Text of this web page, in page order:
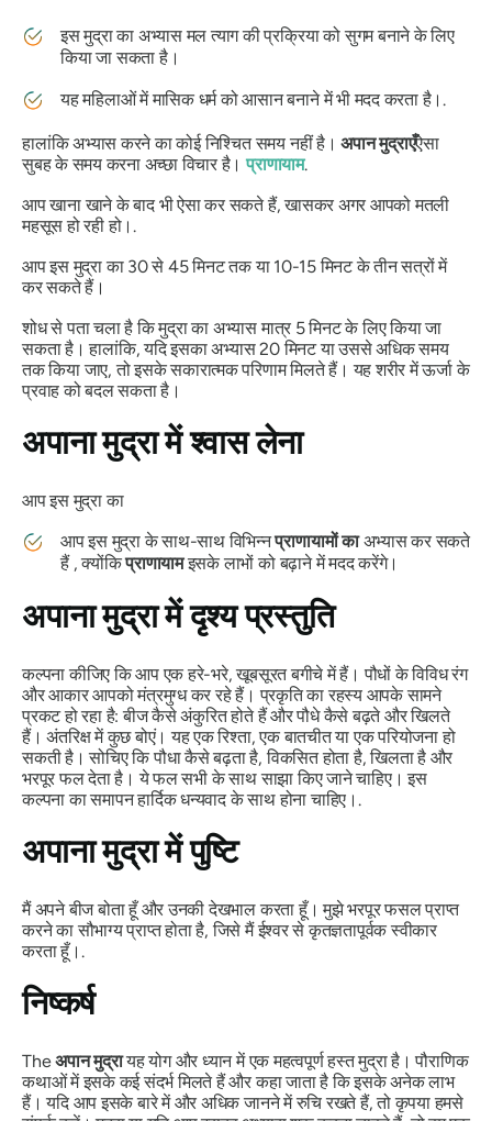
इसमुद्रा का अभ्यास मल त्याग की प्रक्रिया को सुगम बनाने के लिए
किया जा सकता है।
यह महिलाओं में मासिक धर्म को आसान बनाने में भी मदद करता है।.
हालांकि अभ्यास करने का कोई निश्चित समय नहीं है।अपानमुद्राएँऐसा
सुबह के समय करना अच्छा विचार है।प्राणायाम.
आप खाना खाने के बाद भी ऐसा कर सकते हैं, खासकर अगर आपको मतली
महसूस हो रही हो।.
आप इसमुद्रा का 30 से 45 मिनट तक या 10-15 मिनट के तीन सत्रों में
कर सकते हैं।
शोध से पता चला है किमुद्रा का अभ्यास मात्र 5 मिनट के लिए किया जा
सकता है। हालांकि, यदि इसका अभ्यास 20 मिनट या उससे अधिक समय
तक किया जाए, तो इसके सकारात्मक परिणाम मिलते हैं। यह शरीर में ऊर्जा के
प्रवाह को बदल सकता है।
अपाना मुद्रामें श्वास लेना
आप इसमुद्राका
आप इसमुद्राके साथ-साथ विभिन्नप्राणायामों काअभ्यास कर सकते
हैं , क्योंकिप्राणायामइसके लाभों को बढ़ाने में मदद करेंगे।
अपाना मुद्रामें दृश्य प्रस्तुति
कल्पना कीजिए कि आप एक हरे-भरे, खूबसूरत बगीचे में हैं। पौधों के विविध रंग
और आकार आपको मंत्रमुग्ध कर रहे हैं। प्रकृति का रहस्य आपके सामने
प्रकट हो रहा है: बीज कैसे अंकुरित होते हैं और पौधे कैसे बढ़ते और खिलते
हैं। अंतरिक्ष में कुछ बोएं। यह एक रिश्ता, एक बातचीत या एक परियोजना हो
सकती है। सोचिए कि पौधा कैसे बढ़ता है, विकसित होता है, खिलता है और
भरपूर फल देता है। ये फल सभी के साथ साझा किए जाने चाहिए। इस
कल्पना का समापन हार्दिक धन्यवाद के साथ होना चाहिए।.
अपाना मुद्रामें पुष्टि
मैं अपने बीज बोता हूँ और उनकी देखभाल करता हूँ। मुझे भरपूर फसल प्राप्त
करने का सौभाग्य प्राप्त होता है, जिसे मैं ईश्वर से कृतज्ञतापूर्वक स्वीकार
करता हूँ।.
निष्कर्ष
Theअपानमुद्रायह योग और ध्यान में एक महत्वपूर्ण हस्त मुद्रा है। पौराणिक
कथाओं में इसके कई संदर्भ मिलते हैं और कहा जाता है कि इसके अनेक लाभ
हैं। यदि आप इसके बारे में और अधिक जानने में रुचि रखते हैं, तो कृपया हमसे